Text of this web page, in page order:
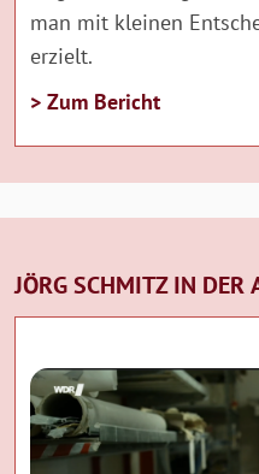
man mit kleinen
erzielt.
> Zum Bericht
JÖRG SCHMITZ IN DER